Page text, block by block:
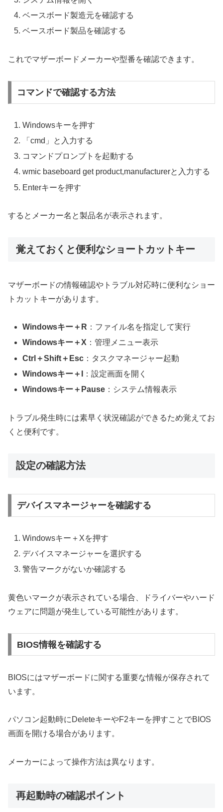
ベースボード製造元を確認する
ベースボード製品を確認する
これでマザーボードメーカーや型番を確認できます。
コマンドで確認する方法
Windowsキーを押す
「cmd」と入力する
コマンドプロンプトを起動する
wmic baseboard get product,manufacturerと入力する
Enterキーを押す
するとメーカー名と製品名が表示されます。
覚えておくと便利なショートカットキー
マザーボードの情報確認やトラブル対応時に便利なショー
トカットキーがあります。
Windowsキー＋R ：ファイル名を指定して実行
Windowsキー＋X ：管理メニュー表示
Ctrl＋Shift＋Esc ：タスクマネージャー起動
Windowsキー＋I
：設定画面を開く
Windowsキー＋Pause ：システム情報表示
トラブル発生時には素早く状況確認ができるため覚えてお
くと便利です。
設定の確認方法
デバイスマネージャーを確認する
Windowsキー＋Xを押す
デバイスマネージャーを選択する
警告マークがないか確認する
黄色いマークが表示されている場合、ドライバーやハード
ウェアに問題が発生している可能性があります。
BIOS情報を確認する
BIOSにはマザーボードに関する重要な情報が保存されて
います。
パソコン起動時にDeleteキーやF2キーを押すことでBIOS
画面を開ける場合があります。
メーカーによって操作方法は異なります。
再起動時の確認ポイント